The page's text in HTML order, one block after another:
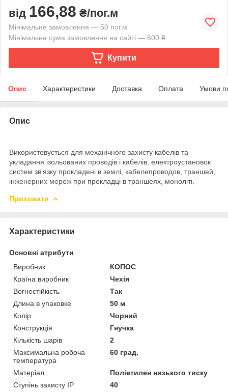
від 166,88 ₴/пог.м
Мінімальне замовлення — 50 пог.м
Мінімальна сума замовлення на сайті — 600 ₴
Купити
Опис Характеристики Доставка Оплата Умови
Опис
Використовується для механічного захисту кабелів та
укладання ізольованих проводів і кабелів, електроустановок
систем зв'язку прокладені в землі, кабелепроводов, траншей,
інженерних мереж при прокладці в траншеях, моноліті.
Приховати
Характеристики
Основні атрибути
Виробник
КОПОС
Країна виробник
Чехія
Вогнестійкість
Так
Длина в упаковке
50 м
Колір
Чорний
Конструкція
Гнучка
Кількість шарів
2
Максимальна робоча
температура
60 град.
Матеріал
Поліетилен низького тиску
Ступінь захисту IP
40